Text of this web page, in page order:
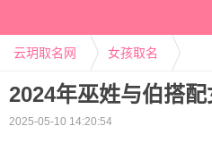
云玥取名网 女孩取名
2024年巫姓与伯搭
2025-05-10 14:20:54